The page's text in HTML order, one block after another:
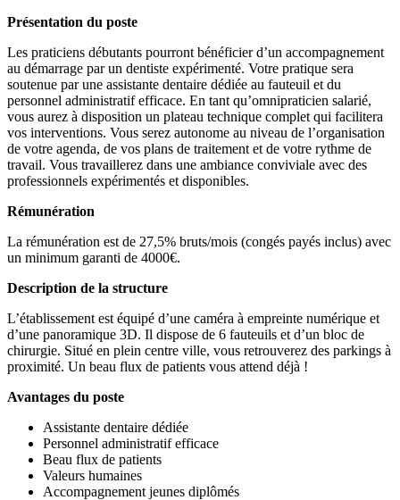
Présentation du poste
Les praticiens débutants pourront bénéficier d’un accompagnement
au démarrage par un dentiste expérimenté. Votre pratique sera
soutenue par une assistante dentaire dédiée au fauteuil et du
personnel administratif efficace. En tant qu’omnipraticien salarié,
vous aurez à disposition un plateau technique complet qui facilitera
vos interventions. Vous serez autonome au niveau de l’organisation
de votre agenda, de vos plans de traitement et de votre rythme de
travail. Vous travaillerez dans une ambiance conviviale avec des
professionnels expérimentés et disponibles.
Rémunération
La rémunération est de 27,5% bruts/mois (congés payés inclus) avec
un minimum garanti de 4000€.
Description de la structure
L’établissement est équipé d’une caméra à empreinte numérique et
d’une panoramique 3D. Il dispose de 6 fauteuils et d’un bloc de
chirurgie. Situé en plein centre ville, vous retrouverez des parkings à
proximité. Un beau flux de patients vous attend déjà !
Avantages du poste
Assistante dentaire dédiée
Personnel administratif efficace
Beau flux de patients
Valeurs humaines
Accompagnement jeunes diplômés